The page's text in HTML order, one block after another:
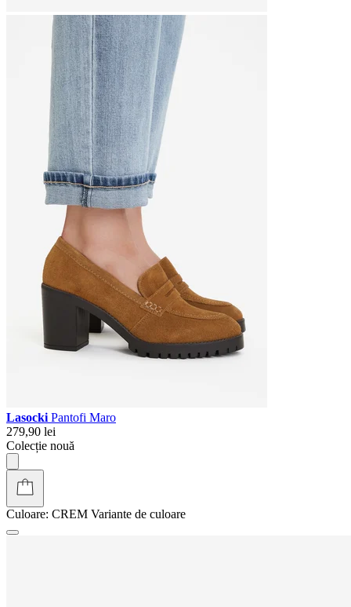
Lasocki Pantofi Maro
279,90 lei
Colecție nouă
Culoare: CREM Variante de culoare